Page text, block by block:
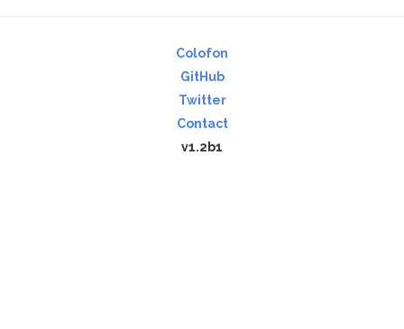
Colofon
GitHub
Twitter
Contact
v1.2b1